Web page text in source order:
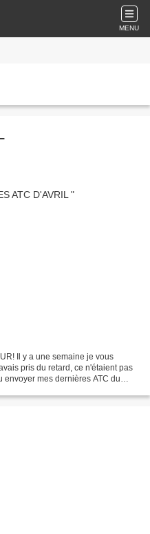
MENU
Il y a une semaine je vous
pris du retard, ce n'étaient pas
envoyer mes dernières ATC du